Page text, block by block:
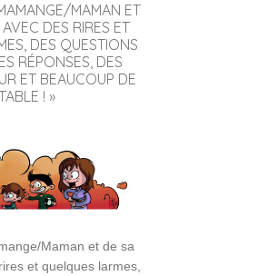
MAMAN ET
DES RIRES ET
DES QUESTIONS
RÉPONSES, DES
ET BEAUCOUP DE
! »
Maman et de sa
et quelques larmes,